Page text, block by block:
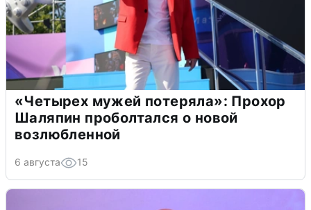
«Четырех мужей потеряла»: Прохор
Шаляпин проболтался о новой
возлюбленной
6 августа 15